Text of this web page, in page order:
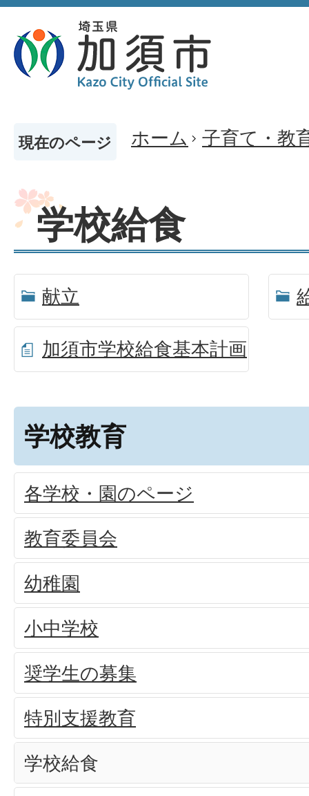
現在のページ ホーム 子育て・教
学校給食
献立
加須市学校給食基本計画
学校教育
各学校・園のページ
教育委員会
幼稚園
小中学校
奨学生の募集
特別支援教育
学校給食